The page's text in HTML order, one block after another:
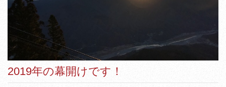
2019年の幕開けです！